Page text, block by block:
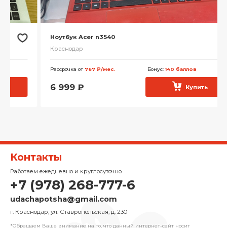
Ноутбук Acer n3540
Краснодар
Рассрочка от767 ₽/мес. 140 баллов
₽ Купить
Контакты
Работаем ежедневно и круглосуточно
+7 (978) 268-777-6
udachapotsha@gmail.com
г. Краснодар, ул. Ставропольская, д. 230
*Обращаем Ваше внимание на то, что данный интернет-сайт носит